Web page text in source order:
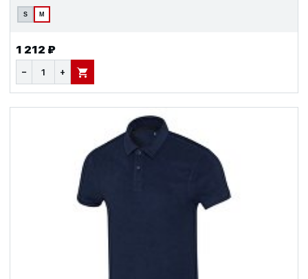
S M
1 212 ₽
− + В КОРЗИНУ